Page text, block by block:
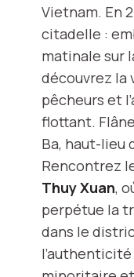
Vietnam. En
citadelle :
matinale sur
découvrez la
pêcheurs et
flottant.
Ba, haut-lieu
Rencontrez
Thuy Xuan,
perpétue la
dans le
l’authenticité